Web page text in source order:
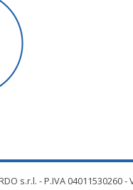
s.r.l. - P.IVA 04011530260 -